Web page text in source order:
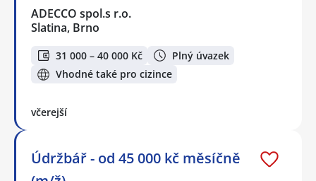
ADECCO spol.s r.o.
Slatina, Brno
31 000 – 40 000 Kč
Plný úvazek
Vhodné také pro cizince
včerejší
Údržbář - od 45 000 kč měsíčně